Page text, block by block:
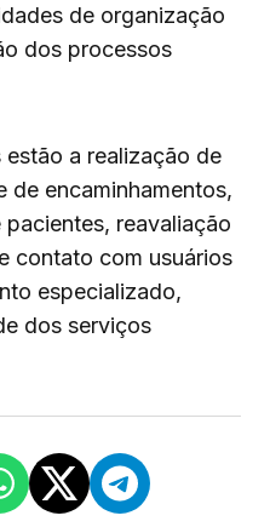
de organização
dos processos
estão a realização de
de encaminhamentos,
reavaliação
contato com usuários
especializado,
dos serviços